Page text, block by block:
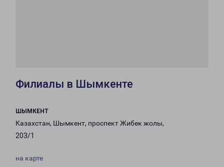
Филиалы в Шымкенте
ШЫМКЕНТ
Казахстан, Шымкент, проспект Жибек жолы,
203/1
на карте